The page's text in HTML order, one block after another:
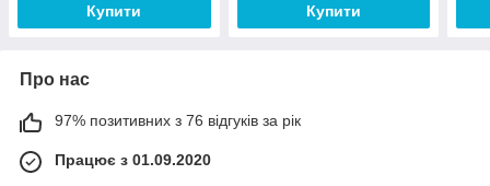
Купити Купити
Про нас
97% позитивних з 76 відгуків за рік
Працює з 01.09.2020